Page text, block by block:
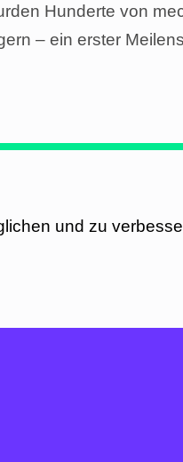
Hunderte von
– ein erster
und zu